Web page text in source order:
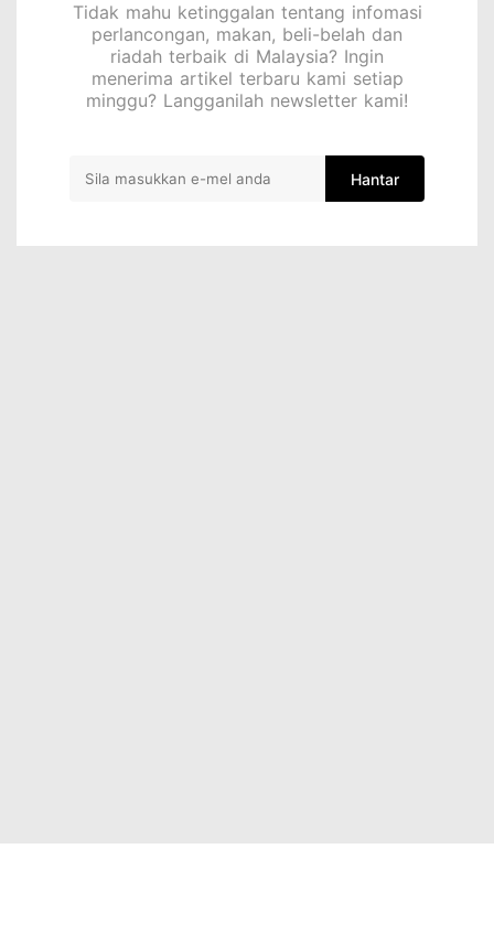
Tidak mahu ketinggalan tentang infomasi
perlancongan, makan, beli-belah dan
riadah terbaik di Malaysia? Ingin
menerima artikel terbaru kami setiap
minggu? Langganilah newsletter kami!
Hantar